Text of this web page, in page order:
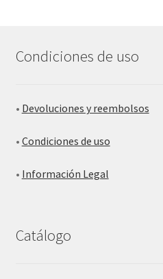
Condiciones de uso
• Devoluciones y reembolsos
• Condiciones de uso
• Información Legal
Catálogo